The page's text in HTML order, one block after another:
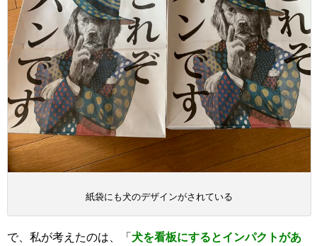
紙袋にも犬のデザインがされている
で、私が考えたのは、「 犬を看板にするとインパクトがあ